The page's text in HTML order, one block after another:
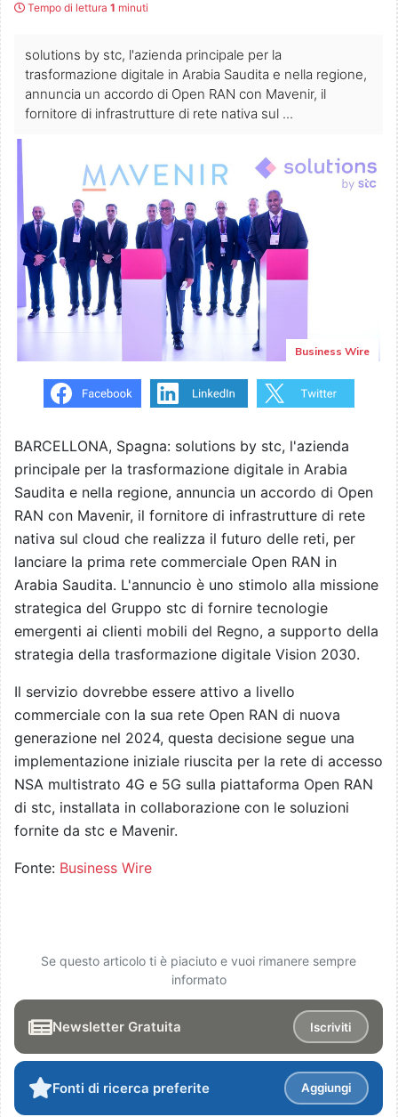
Tempo di lettura 1 minuti
solutions by stc, l'azienda principale per la
trasformazione digitale in Arabia Saudita e nella regione,
annuncia un accordo di Open RAN con Mavenir, il
fornitore di infrastrutture di rete nativa sul ...
Business Wire
BARCELLONA, Spagna: solutions by stc, l'azienda
principale per la trasformazione digitale in Arabia
Saudita e nella regione, annuncia un accordo di Open
RAN con Mavenir, il fornitore di infrastrutture di rete
nativa sul cloud che realizza il futuro delle reti, per
lanciare la prima rete commerciale Open RAN in
Arabia Saudita. L'annuncio è uno stimolo alla missione
strategica del Gruppo stc di fornire tecnologie
emergenti ai clienti mobili del Regno, a supporto della
strategia della trasformazione digitale Vision 2030.
Il servizio dovrebbe essere attivo a livello
commerciale con la sua rete Open RAN di nuova
generazione nel 2024, questa decisione segue una
implementazione iniziale riuscita per la rete di accesso
NSA multistrato 4G e 5G sulla piattaforma Open RAN
di stc, installata in collaborazione con le soluzioni
fornite da stc e Mavenir.
Fonte: Business Wire
Se questo articolo ti è piaciuto e vuoi rimanere sempre
informato
Newsletter Gratuita Iscriviti
Fonti di ricerca preferite Aggiungi